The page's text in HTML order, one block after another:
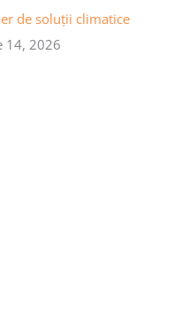
de soluții climatice
14, 2026